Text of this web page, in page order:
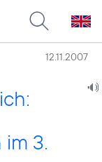
12.11.2007
3.